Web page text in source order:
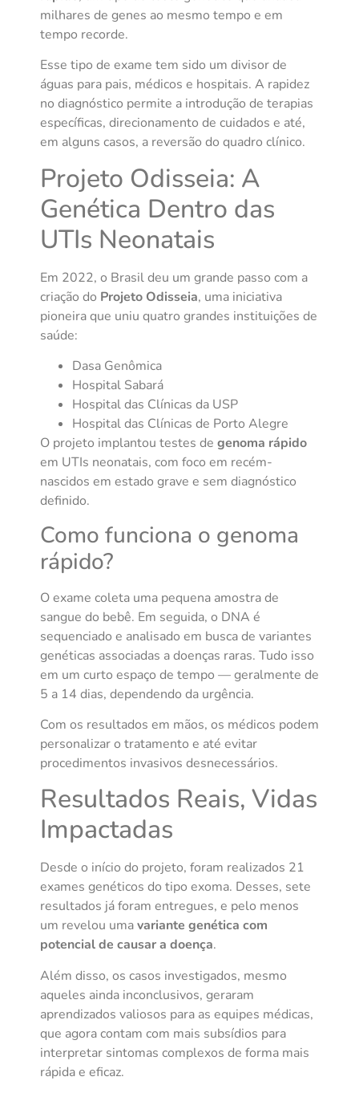
milhares de genes ao mesmo tempo e em
tempo recorde.
Esse tipo de exame tem sido um divisor de
águas para pais, médicos e hospitais. A rapidez
no diagnóstico permite a introdução de terapias
específicas, direcionamento de cuidados e até,
em alguns casos, a reversão do quadro clínico.
Projeto Odisseia: A
Genética Dentro das
UTIs Neonatais
Em 2022, o Brasil deu um grande passo com a
criação do Projeto Odisseia, uma iniciativa
pioneira que uniu quatro grandes instituições de
saúde:
Dasa Genômica
Hospital Sabará
Hospital das Clínicas da USP
Hospital das Clínicas de Porto Alegre
O projeto implantou testes de genoma rápido
em UTIs neonatais, com foco em recém-
nascidos em estado grave e sem diagnóstico
definido.
Como funciona o genoma
rápido?
O exame coleta uma pequena amostra de
sangue do bebê. Em seguida, o DNA é
sequenciado e analisado em busca de variantes
genéticas associadas a doenças raras. Tudo isso
em um curto espaço de tempo — geralmente de
5 a 14 dias, dependendo da urgência.
Com os resultados em mãos, os médicos podem
personalizar o tratamento e até evitar
procedimentos invasivos desnecessários.
Resultados Reais, Vidas
Impactadas
Desde o início do projeto, foram realizados 21
exames genéticos do tipo exoma. Desses, sete
resultados já foram entregues, e pelo menos
um revelou umavariante genética com
potencial de causar a doença.
Além disso, os casos investigados, mesmo
aqueles ainda inconclusivos, geraram
aprendizados valiosos para as equipes médicas,
que agora contam com mais subsídios para
interpretar sintomas complexos de forma mais
rápida e eficaz.